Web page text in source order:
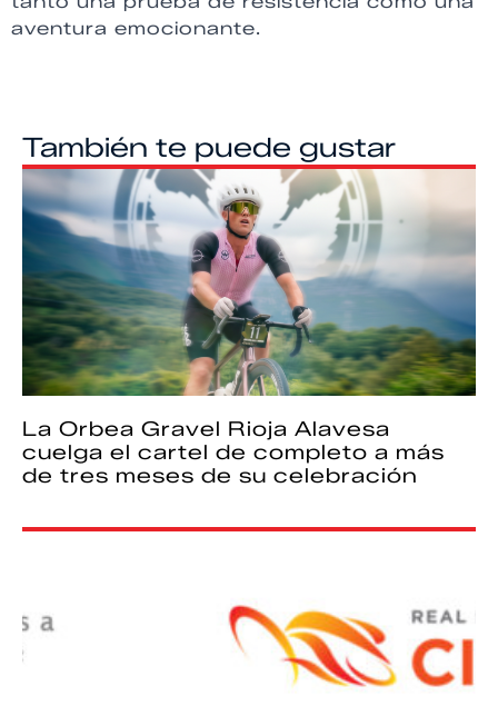
aventura emocionante.
También te puede gustar
La Orbea Gravel Rioja Alavesa
cuelga el cartel de completo a más
de tres meses de su celebración